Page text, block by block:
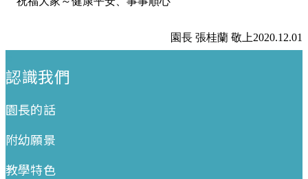
園長 張桂蘭 敬上2020.12.01
認識我們
園長的話
附幼願景
教學特色